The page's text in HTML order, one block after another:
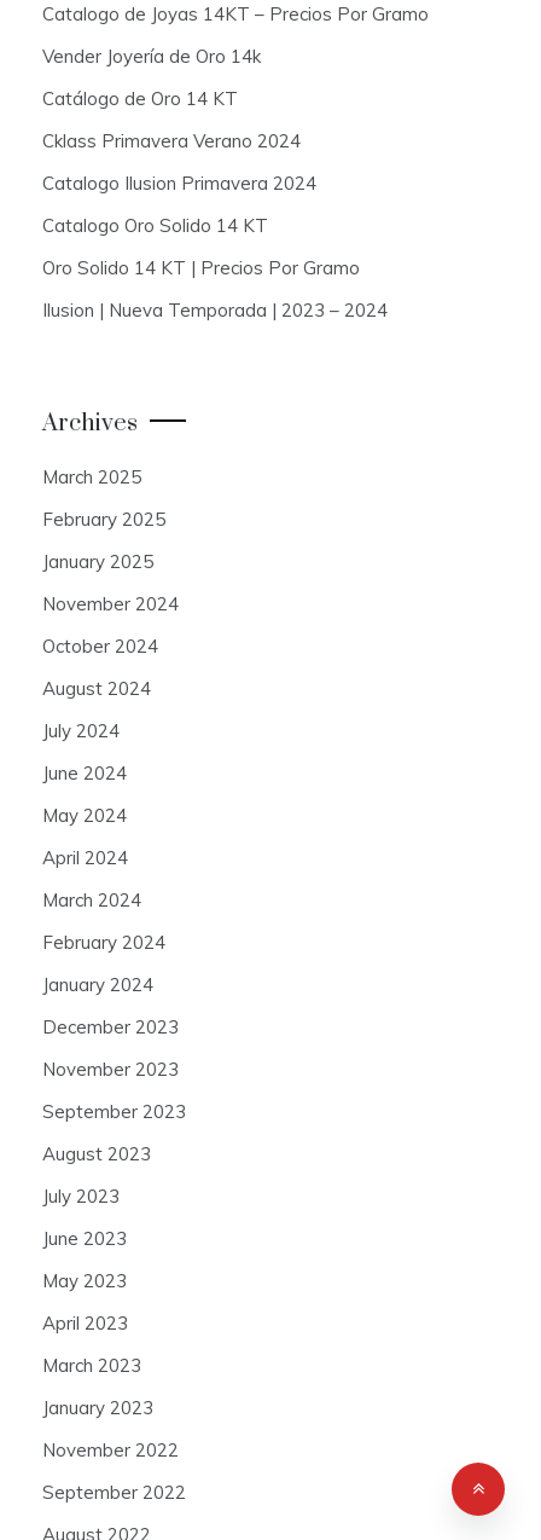
Catalogo de Joyas 14KT – Precios Por Gramo
Vender Joyería de Oro 14k
Catálogo de Oro 14 KT
Cklass Primavera Verano 2024
Catalogo Ilusion Primavera 2024
Catalogo Oro Solido 14 KT
Oro Solido 14 KT | Precios Por Gramo
Ilusion | Nueva Temporada | 2023 – 2024
Archives
March 2025
February 2025
January 2025
November 2024
October 2024
August 2024
July 2024
June 2024
May 2024
April 2024
March 2024
February 2024
January 2024
December 2023
November 2023
September 2023
August 2023
July 2023
June 2023
May 2023
April 2023
March 2023
January 2023
November 2022
September 2022
August 2022